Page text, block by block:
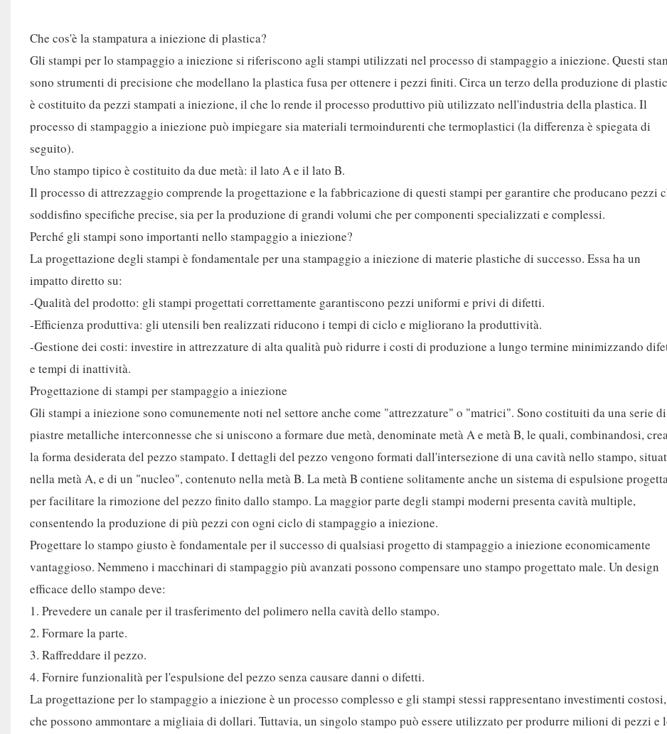
Che cos'è la stampatura a iniezione di plastica?
Gli stampi per lo stampaggio a iniezione si riferiscono agli stampi utilizzati nel processo di stampaggio a iniezione. Questi
sono strumenti di precisione che modellano la plastica fusa per ottenere i pezzi finiti. Circa un terzo della produzione di
è costituito da pezzi stampati a iniezione, il che lo rende il processo produttivo più utilizzato nell'industria della plastica. Il
processo di stampaggio a iniezione può impiegare sia materiali termoindurenti che termoplastici (la differenza è spiegata di
seguito).
Uno stampo tipico è costituito da due metà: il lato A e il lato B.
Il processo di attrezzaggio comprende la progettazione e la fabbricazione di questi stampi per garantire che producano pezzi
soddisfino specifiche precise, sia per la produzione di grandi volumi che per componenti specializzati e complessi.
Perché gli stampi sono importanti nello stampaggio a iniezione?
La progettazione degli stampi è fondamentale per una stampaggio a iniezione di materie plastiche di successo. Essa ha un
impatto diretto su:
-Qualità del prodotto: gli stampi progettati correttamente garantiscono pezzi uniformi e privi di difetti.
-Efficienza produttiva: gli utensili ben realizzati riducono i tempi di ciclo e migliorano la produttività.
-Gestione dei costi: investire in attrezzature di alta qualità può ridurre i costi di produzione a lungo termine minimizzando
e tempi di inattività.
Progettazione di stampi per stampaggio a iniezione
Gli stampi a iniezione sono comunemente noti nel settore anche come "attrezzature" o "matrici". Sono costituiti da una serie di
piastre metalliche interconnesse che si uniscono a formare due metà, denominate metà A e metà B, le quali, combinandosi,
la forma desiderata del pezzo stampato. I dettagli del pezzo vengono formati dall'intersezione di una cavità nello stampo,
nella metà A, e di un "nucleo", contenuto nella metà B. La metà B contiene solitamente anche un sistema di espulsione
per facilitare la rimozione del pezzo finito dallo stampo. La maggior parte degli stampi moderni presenta cavità multiple,
consentendo la produzione di più pezzi con ogni ciclo di stampaggio a iniezione.
Progettare lo stampo giusto è fondamentale per il successo di qualsiasi progetto di stampaggio a iniezione economicamente
vantaggioso. Nemmeno i macchinari di stampaggio più avanzati possono compensare uno stampo progettato male. Un design
efficace dello stampo deve:
1. Prevedere un canale per il trasferimento del polimero nella cavità dello stampo.
2. Formare la parte.
3. Raffreddare il pezzo.
4. Fornire funzionalità per l'espulsione del pezzo senza causare danni o difetti.
La progettazione per lo stampaggio a iniezione è un processo complesso e gli stampi stessi rappresentano investimenti costosi,
che possono ammontare a migliaia di dollari. Tuttavia, un singolo stampo può essere utilizzato per produrre milioni di pezzi e